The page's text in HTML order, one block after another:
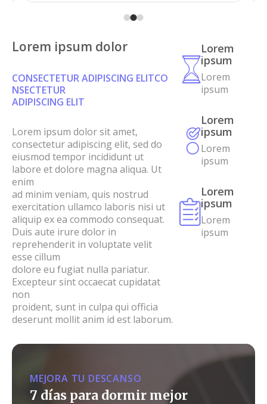
Lorem ipsum dolor
CONSECTETUR ADIPISCING ELITCO
NSECTETUR
ADIPISCING ELIT
Lorem ipsum dolor sit amet,
consectetur adipiscing elit, sed do
eiusmod tempor incididunt ut
labore et dolore magna aliqua. Ut
enim
ad minim veniam, quis nostrud
exercitation ullamco laboris nisi ut
aliquip ex ea commodo consequat.
Duis aute irure dolor in
reprehenderit in voluptate velit
esse cillum
dolore eu fugiat nulla pariatur.
Excepteur sint occaecat cupidatat
non
proident, sunt in culpa qui officia
deserunt mollit anim id est laborum.
Lorem
ipsum
Lorem
ipsum
Lorem
ipsum
Lorem
ipsum
Lorem
ipsum
Lorem
ipsum
MEJORA TU DESCANSO
7 días para dormir mejor